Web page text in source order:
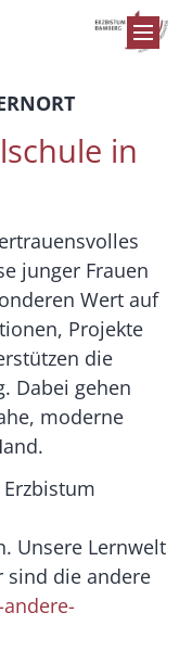
in
junger Frauen
Wert auf
Projekte
die
Dabei gehen
moderne
Unsere Lernwelt
sind die andere